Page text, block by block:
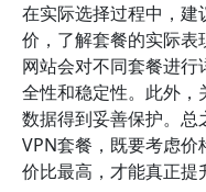
在实际选择过程中，
价，了解套餐的实际表
网站会对不同套餐进
全性和稳定性。此外，
数据得到妥善保护。
VPN套餐，既要考虑
价比最高，才能真正提